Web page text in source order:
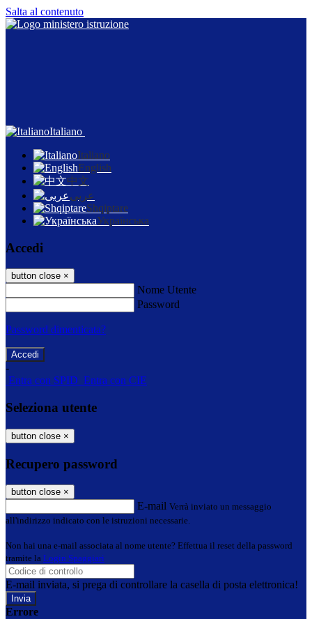
Salta al contenuto
Italiano
Italiano
English
中文
عربى
Shqiptare
Українська
Accedi
button close ×
Nome Utente
Password
Password dimenticata?
-
Entra con SPID Entra con CIE
Seleziona utente
button close ×
Recupero password
button close ×
E-mail Verrà inviato un messaggio
all'indirizzo indicato con le istruzioni necessarie.
Non hai una e-mail associata al nome utente? Effettua il reset della password
tramite la Login Spaggiari
E-mail inviata, si prega di controllare la casella di posta elettronica!
Errore